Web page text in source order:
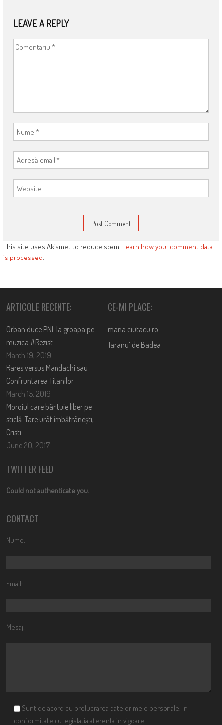
LEAVE A REPLY
This site uses Akismet to reduce spam. Learn how your comment data
is processed.
ARTICOLE RECENTE:
Orban duce PNL la groapa pe
muzica #Rezist
March 19, 2019
Rares versus Mandachi sau
Confruntarea Titanilor
March 15, 2019
Moroiul care bântuie liber pe
sticlă. Tare urât îmbătrânești,
Cristi….
June 20, 2017
CE-MI PLACE:
mana.ciutacu.ro
Taranu’ de Badea
TWITTER FEED
Could not authenticate you.
CONTACT
Nume:
Email:
Mesaj:
Sunt de acord cu prelucrarea datelor mele personale, in
conformitate cu legislatia aferenta in vigoare